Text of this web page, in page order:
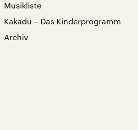
Musikliste
Kakadu – Das Kinderprogramm
Archiv